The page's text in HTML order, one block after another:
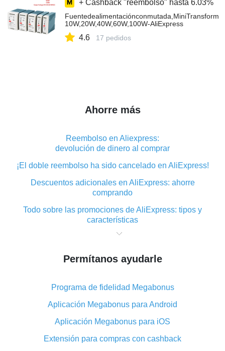
+ Cashback "reembolso" hasta 6.03%
10W,20W,40W,60W,100W-AliExpress
4.6 17 pedidos
Ahorre más
Reembolso en Aliexpress:
devolución de dinero al comprar
¡El doble reembolso ha sido cancelado en AliExpress!
Descuentos adicionales en AliExpress: ahorre
comprando
Todo sobre las promociones de AliExpress: tipos y
características
Qué es el reembolso «cashback» en AliExpress:
Dónde descargar la aplicación de reembolso en
En qué consiste el complemento de reembolso de
AliExpress y cuáles son sus ventajas
Reembolso desde la aplicación móvil de AliExpress:
ventajas del complemento
¡El doble reembolso ha sido cancelado en AliExpress!
Permítanos ayudarle
Programa de fidelidad Megabonus
Aplicación Megabonus para Android
Aplicación Megabonus para iOS
Extensión para compras con cashback